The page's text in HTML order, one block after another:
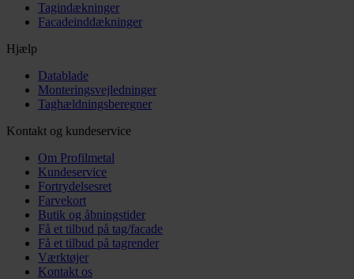
Tagindækninger
Facadeinddækninger
Hjælp
Datablade
Monteringsvejledninger
Taghældningsberegner
Kontakt og kundeservice
Om Profilmetal
Kundeservice
Fortrydelsesret
Farvekort
Butik og åbningstider
Få et tilbud på tag/facade
Få et tilbud på tagrender
Værktøjer
Kontakt os